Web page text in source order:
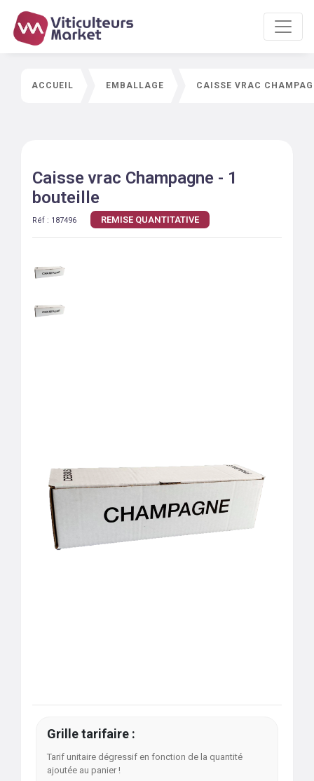
ACCUEIL EMBALLAGE CAISSE VRAC
Caisse vrac Champagne - 1
bouteille
Réf : 187496 REMISE QUANTITATIVE
Grille tarifaire :
Tarif unitaire dégressif en fonction de la quantité
ajoutée au panier !